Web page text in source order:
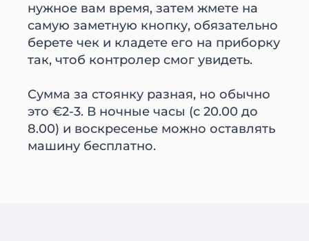
нужное вам время, затем жмете на
самую заметную кнопку, обязательно
берете чек и кладете его на приборку
так, чтоб контролер смог увидеть.
Сумма за стоянку разная, но обычно
это €2-3. В ночные часы (с 20.00 до
8.00) и воскресенье можно оставлять
машину бесплатно.